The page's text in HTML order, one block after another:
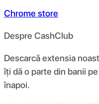
Chrome store
Despre CashClub
Descarcă extensia
îți dă o parte din banii
înapoi.